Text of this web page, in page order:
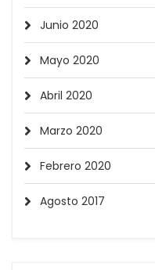
Junio 2020
Mayo 2020
Abril 2020
Marzo 2020
Febrero 2020
Agosto 2017